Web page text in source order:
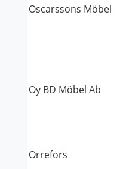
Oscarssons Möbel
Oy BD Möbel Ab
Orrefors